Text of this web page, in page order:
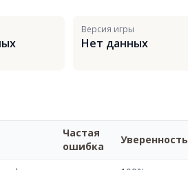
Версия игры
Нет данных
Частая
ошибка
Уверенность